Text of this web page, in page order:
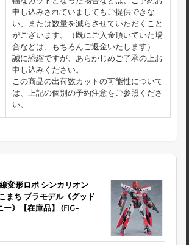
申し込みされていましてもご提供できな
い、または数量を減らさせていただくこと
がございます。（既にご入金頂いていた場
合などは、もちろんご返金いたします）
誠に恐縮ですが、あらかじめご了承の上お
申し込みください。
この商品の出荷数カットの可能性について
は、上記の個別の予約注意をご参照くださ
い。
変形ロボ シンカリオン
まち プラモデル《グッド
ー》【在庫品】 (FIG-